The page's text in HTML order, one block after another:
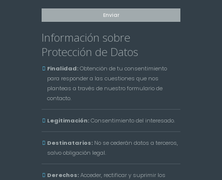
Información sobre
Protección de Datos
Finalidad:Obtención de tu consentimiento
para responder a las cuestiones que nos
planteas a través de nuestro formulario de
contacto.
Legitimación:Consentimiento del interesado.
Destinatarios: No se cederán datos a terceros,
salvo obligación legal.
Derechos:Acceder, rectificar y suprimir los